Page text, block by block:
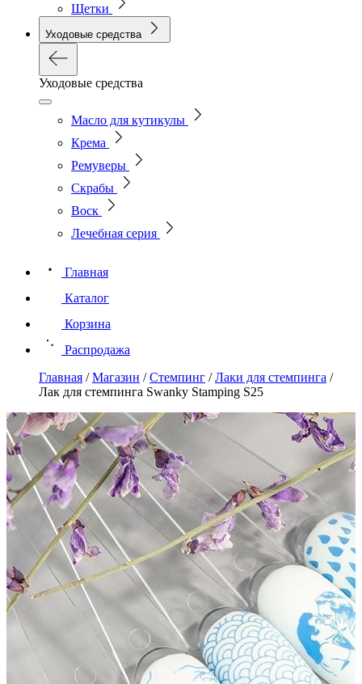
Щетки
Уходовые средства
Уходовые средства
Масло для кутикулы
Крема
Ремуверы
Скрабы
Воск
Лечебная серия
Главная
Каталог
Корзина
Распродажа
Главная /Магазин /Стемпинг /Лаки для стемпинга /
Лак для стемпинга Swanky Stamping S25